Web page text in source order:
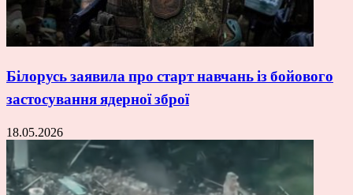
Білорусь заявила про старт навчань із бойового
застосування ядерної зброї
18.05.2026